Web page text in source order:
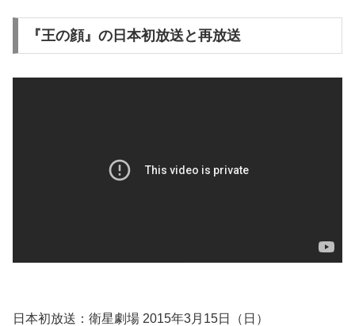
『王の顔』の日本初放送と再放送
日本初放送：衛星劇場 2015年3月15日（日）